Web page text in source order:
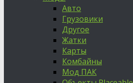
Авто
Грузовики
Другое
Жатки
Карты
Комбайны
Мод ПАК